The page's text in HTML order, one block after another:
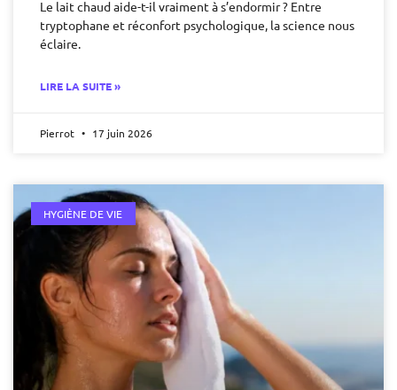
Le lait chaud aide-t-il vraiment à s’endormir ? Entre
tryptophane et réconfort psychologique, la science nous
éclaire.
LIRE LA SUITE »
Pierrot 17 juin 2026
HYGIÈNE DE VIE